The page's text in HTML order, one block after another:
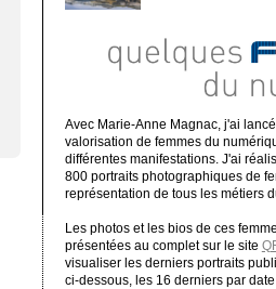
Avec Marie-Anne Magnac, j'ai lancé
valorisation de femmes du
différentes manifestations. J'ai
800 portraits photographiques de
représentation de tous les métiers
Les photos et les bios de ces
présentées au complet sur le site
visualiser les derniers portraits
ci-dessous, les 16 derniers par